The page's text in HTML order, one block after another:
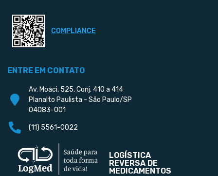
COMPLIANCE
ENTRE EM CONTATO
Av. Moaci, 525, Conj. 410 a 414
Planalto Paulista - São Paulo/SP
04083-001
(11) 5561-0022
LOGÍSTICA
REVERSA DE
MEDICAMENTOS